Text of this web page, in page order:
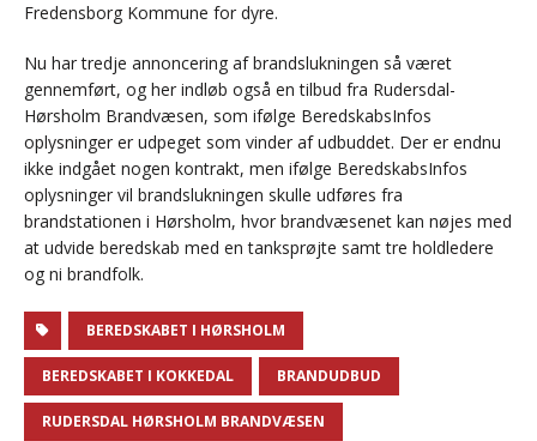
Fredensborg Kommune for dyre.
Nu har tredje annoncering af brandslukningen så været
gennemført, og her indløb også en tilbud fra Rudersdal-
Hørsholm Brandvæsen, som ifølge BeredskabsInfos
oplysninger er udpeget som vinder af udbuddet. Der er endnu
ikke indgået nogen kontrakt, men ifølge BeredskabsInfos
oplysninger vil brandslukningen skulle udføres fra
brandstationen i Hørsholm, hvor brandvæsenet kan nøjes med
at udvide beredskab med en tanksprøjte samt tre holdledere
og ni brandfolk.
BEREDSKABET I HØRSHOLM
BEREDSKABET I KOKKEDAL BRANDUDBUD
RUDERSDAL HØRSHOLM BRANDVÆSEN